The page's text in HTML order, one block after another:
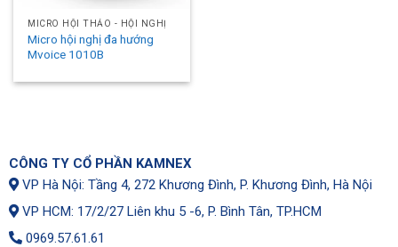
MICRO HỘI THẢO - HỘI NGHỊ
Micro hội nghị đa hướng
Mvoice 1010B
CÔNG TY CỔ PHẦN KAMNEX
VP Hà Nội: Tầng 4, 272 Khương Đình, P. Khương Đình, Hà Nội
VP HCM: 17/2/27 Liên khu 5 -6, P. Bình Tân, TP.HCM
0969.57.61.61